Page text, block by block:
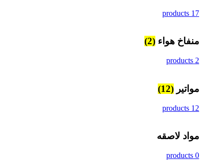
17 products
منفاخ هواء (2)
2 products
مواتير (12)
12 products
مواد لاصقه
0 products